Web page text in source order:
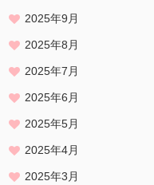
2025年9月
2025年8月
2025年7月
2025年6月
2025年5月
2025年4月
2025年3月